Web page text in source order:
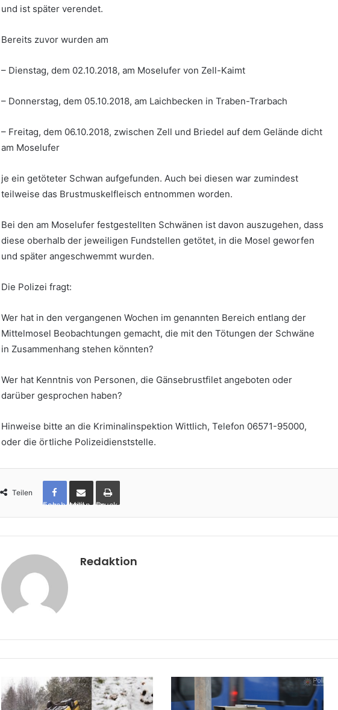
und ist später verendet.
Bereits zuvor wurden am
– Dienstag, dem 02.10.2018, am Moselufer von Zell-Kaimt
– Donnerstag, dem 05.10.2018, am Laichbecken in Traben-Trarbach
– Freitag, dem 06.10.2018, zwischen Zell und Briedel auf dem Gelände dicht
am Moselufer
je ein getöteter Schwan aufgefunden. Auch bei diesen war zumindest
teilweise das Brustmuskelfleisch entnommen worden.
Bei den am Moselufer festgestellten Schwänen ist davon auszugehen, dass
diese oberhalb der jeweiligen Fundstellen getötet, in die Mosel geworfen
und später angeschwemmt wurden.
Die Polizei fragt:
Wer hat in den vergangenen Wochen im genannten Bereich entlang der
Mittelmosel Beobachtungen gemacht, die mit den Tötungen der Schwäne
in Zusammenhang stehen könnten?
Wer hat Kenntnis von Personen, die Gänsebrustfilet angeboten oder
darüber gesprochen haben?
Hinweise bitte an die Kriminalinspektion Wittlich, Telefon 06571-95000,
oder die örtliche Polizeidienststelle.
Teilen
Facebook per Mail teilen Drucken
Redaktion